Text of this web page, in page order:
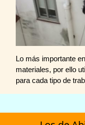
Lo más importante
materiales, por ello
para cada tipo de